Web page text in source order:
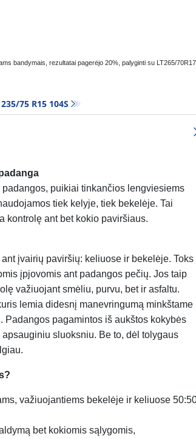
bandymais, rezultatai pagerėjo 20%, palyginti su LT265/70R17
75 R15 104S
padangos, puikiai tinkančios lengviesiems
tiek kelyje, tiek bekelėje. Tai
kontrolę ant bet kokio paviršiaus.
įvairių paviršių: keliuose ir bekelėje. Toks
įpjovomis ant padangos pečių. Jos taip
važiuojant smėliu, purvu, bet ir asfaltu.
lemia didesnį manevringumą minkštame
Padangos pagamintos iš aukštos kokybės
apsauginiu sluoksniu. Be to, dėl tolygaus
važiuojantiems bekelėje ir keliuose
bet kokiomis sąlygomis,